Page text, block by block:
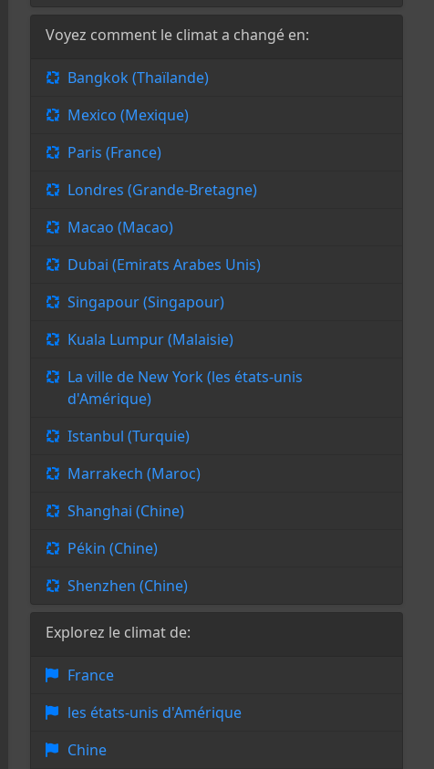
Voyez comment le climat a changé en:
Bangkok (Thaïlande)
Mexico (Mexique)
Paris (France)
Londres (Grande-Bretagne)
Macao (Macao)
Dubai (Emirats Arabes Unis)
Singapour (Singapour)
Kuala Lumpur (Malaisie)
La ville de New York (les états-unis
d'Amérique)
Istanbul (Turquie)
Marrakech (Maroc)
Shanghai (Chine)
Pékin (Chine)
Shenzhen (Chine)
Explorez le climat de:
France
les états-unis d'Amérique
Chine